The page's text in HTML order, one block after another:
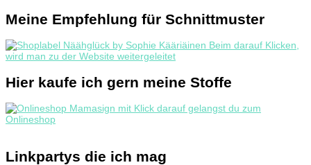
Meine Empfehlung für Schnittmuster
Hier kaufe ich gern meine Stoffe
Linkpartys die ich mag